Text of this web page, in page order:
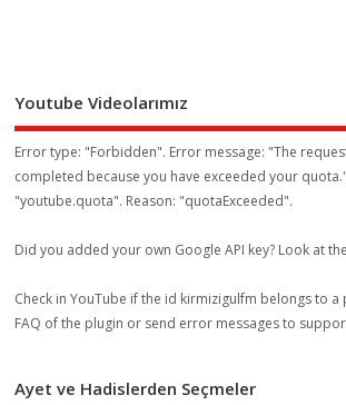
Youtube Videolarımız
Error type: "Forbidden". Error message: "The
completed because you have exceeded your quota
"youtube.quota". Reason: "quotaExceeded".
Did you added your own Google API key? Look at the
Check in YouTube if the id kirmizigulfm belongs to a
FAQ of the plugin or send error messages to
Ayet ve Hadislerden Seçmeler